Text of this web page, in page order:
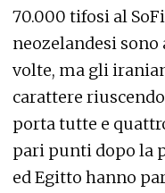
70.000 tifosi al
neozelandesi
volte, ma gli
carattere
porta tutte e
pari punti dopo la
ed Egitto hanno